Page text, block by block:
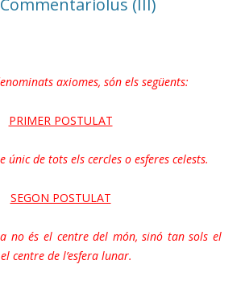
Commentariolus (III)
axiomes, són els següents:
PRIMER POSTULAT
únic de tots els cercles o esferes celests.
SEGON POSTULAT
no és el centre del món, sinó tan sols el
centre de l’esfera lunar.